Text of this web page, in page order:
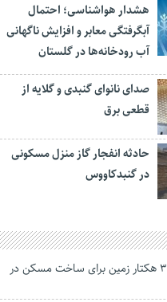
هشدار هواشناسی؛ احتمال
آبگرفتگی معابر و افزایش ناگهانی
آب رودخانه‌ها در گلستان
صدای نانوای گنبدی و گلایه از
قطعی برق
حادثه انفجار گاز منزل مسکونی
در گنبدکاووس
افزوده شدن ۳۵۰ هکتار زمین برای ساخت مسکن در